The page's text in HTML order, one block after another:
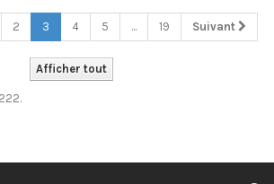
2 3 4 5 ... 19 Suivant
Afficher tout